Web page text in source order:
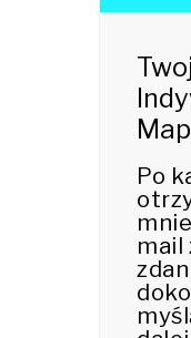
Po
mail